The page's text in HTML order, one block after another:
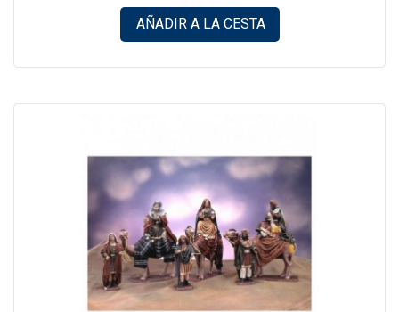
AÑADIR A LA CESTA